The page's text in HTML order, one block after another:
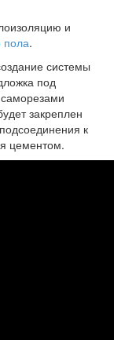
и
пола.
системы
под
закреплен
к
цементом.